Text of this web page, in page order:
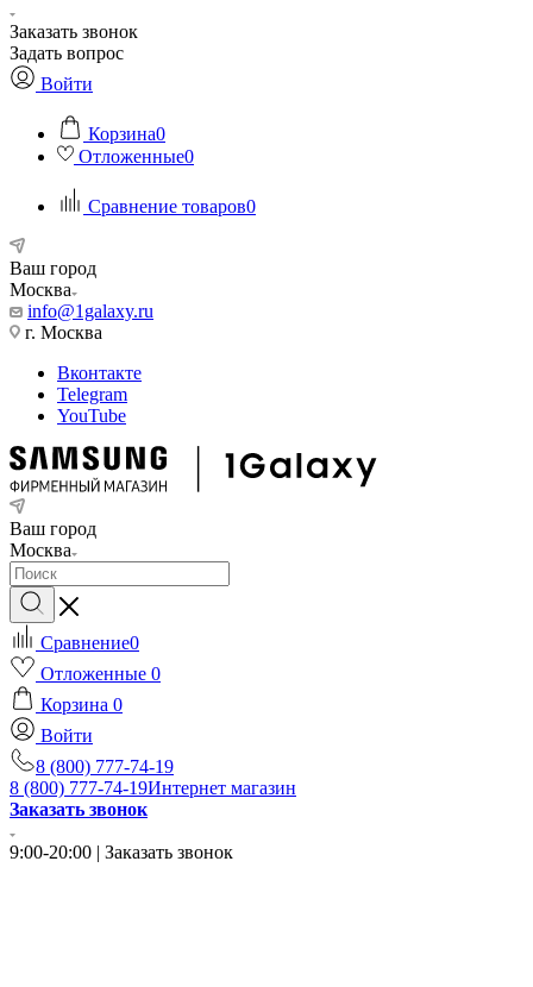
Заказать звонок
Задать вопрос
Войти
Корзина0
Отложенные0
Сравнение товаров0
Ваш город
Москва
info@1galaxy.ru
г. Москва
Вконтакте
Telegram
YouTube
Ваш город
Москва
Сравнение0
Отложенные 0
Корзина 0
Войти
8 (800) 777-74-19
8 (800) 777-74-19Интернет магазин
Заказать звонок
9:00-20:00 | Заказать звонок